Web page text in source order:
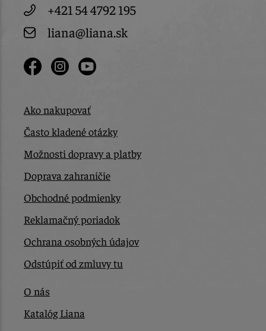
+421 54 4792 195
liana@liana.sk
Ako nakupovať
Často kladené otázky
Možnosti dopravy a platby
Doprava zahraničie
Obchodné podmienky
Reklamačný poriadok
Ochrana osobných údajov
Odstúpiť od zmluvy tu
O nás
Katalóg Liana